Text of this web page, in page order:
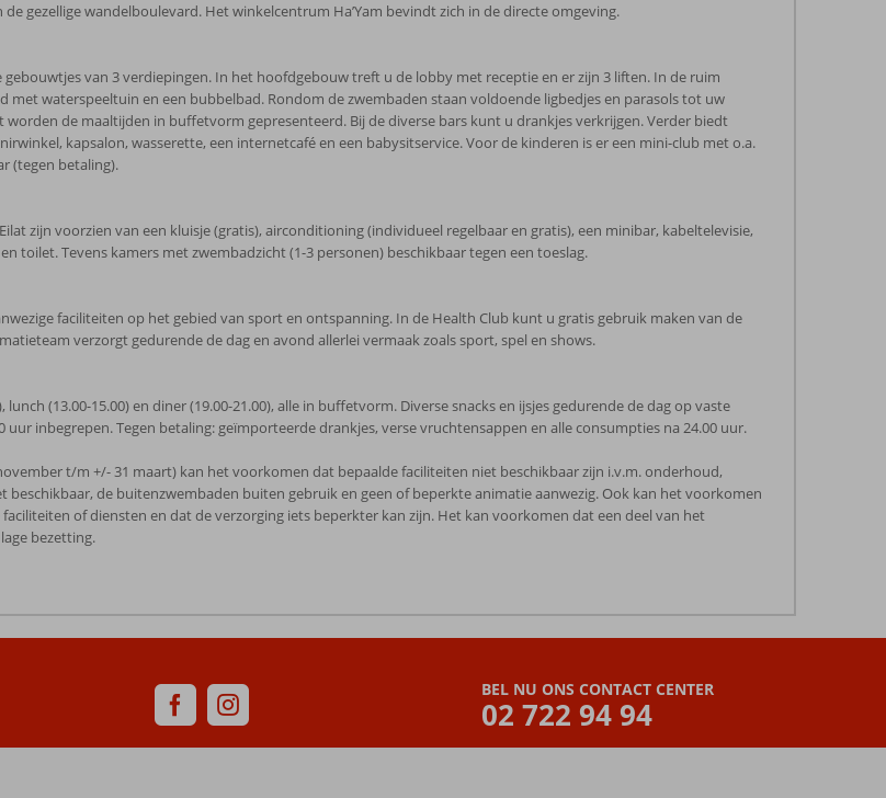
gezellige wandelboulevard. Het winkelcentrum Ha’Yam bevindt zich in de directe omgeving.
van 3 verdiepingen. In het hoofdgebouw treft u de lobby met receptie en er zijn 3 liften. In de ruim
waterspeeltuin en een bubbelbad. Rondom de zwembaden staan voldoende ligbedjes en parasols tot uw
de maaltijden in buffetvorm gepresenteerd. Bij de diverse bars kunt u drankjes verkrijgen. Verder biedt
kapsalon, wasserette, een internetcafé en een babysitservice. Voor de kinderen is er een mini-club met o.a.
(tegen betaling).
zijn voorzien van een kluisje (gratis), airconditioning (individueel regelbaar en gratis), een minibar, kabeltelevisie,
toilet. Tevens kamers met zwembadzicht (1-3 personen) beschikbaar tegen een toeslag.
faciliteiten op het gebied van sport en ontspanning. In de Health Club kunt u gratis gebruik maken van de
verzorgt gedurende de dag en avond allerlei vermaak zoals sport, spel en shows.
(13.00-15.00) en diner (19.00-21.00), alle in buffetvorm. Diverse snacks en ijsjes gedurende de dag op vaste
inbegrepen. Tegen betaling: geïmporteerde drankjes, verse vruchtensappen en alle consumpties na 24.00 uur.
t/m +/- 31 maart) kan het voorkomen dat bepaalde faciliteiten niet beschikbaar zijn i.v.m. onderhoud,
de buitenzwembaden buiten gebruik en geen of beperkte animatie aanwezig. Ook kan het voorkomen
of diensten en dat de verzorging iets beperkter kan zijn. Het kan voorkomen dat een deel van het
bezetting.
BEL NU ONS CONTACT CENTER
02 722 94 94